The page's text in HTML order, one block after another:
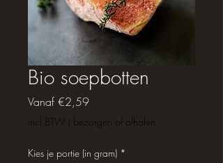
Bio soepbotten
Vanaf €2,59Verkoopprijs
incl.BTW bezorgen of afhalen
Kies je portie (in gram) *